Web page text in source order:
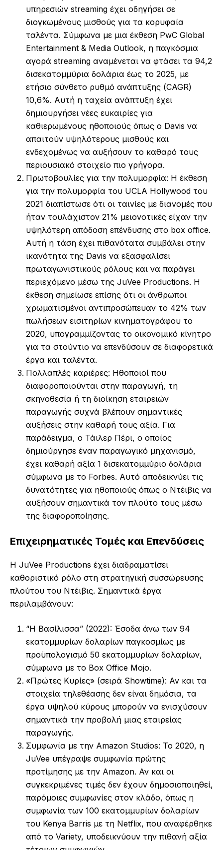
υπηρεσιών streaming έχει οδηγήσει σε
διογκωμένους μισθούς για τα κορυφαία
ταλέντα. Σύμφωνα με μια έκθεση PwC Global
Entertainment & Media Outlook, η παγκόσμια
αγορά streaming αναμένεται να φτάσει τα 94,2
δισεκατομμύρια δολάρια έως το 2025, με
ετήσιο σύνθετο ρυθμό ανάπτυξης (CAGR)
10,6%. Αυτή η ταχεία ανάπτυξη έχει
δημιουργήσει νέες ευκαιρίες για
καθιερωμένους ηθοποιούς όπως ο Davis να
απαιτούν υψηλότερους μισθούς και
ενδεχομένως να αυξήσουν το καθαρό τους
περιουσιακό στοιχείο πιο γρήγορα.
Πρωτοβουλίες για την πολυμορφία: Η έκθεση
για την πολυμορφία του UCLA Hollywood του
2021 διαπίστωσε ότι οι ταινίες με διανομές που
ήταν τουλάχιστον 21% μειονοτικές είχαν την
υψηλότερη απόδοση επένδυσης στο box office.
Αυτή η τάση έχει πιθανότατα συμβάλει στην
ικανότητα της Davis να εξασφαλίσει
πρωταγωνιστικούς ρόλους και να παράγει
περιεχόμενο μέσω της JuVee Productions. Η
έκθεση σημείωσε επίσης ότι οι άνθρωποι
χρωματισμένοι αντιπροσώπευαν το 42% των
πωλήσεων εισιτηρίων κινηματογράφου το
2020, υπογραμμίζοντας το οικονομικό κίνητρο
για τα στούντιο να επενδύσουν σε διαφορετικά
έργα και ταλέντα.
Πολλαπλές καριέρες: Ηθοποιοί που
διαφοροποιούνται στην παραγωγή, τη
σκηνοθεσία ή τη διοίκηση εταιρειών
παραγωγής συχνά βλέπουν σημαντικές
αυξήσεις στην καθαρή τους αξία. Για
παράδειγμα, ο Τάιλερ Πέρι, ο οποίος
δημιούργησε έναν παραγωγικό μηχανισμό,
έχει καθαρή αξία 1 δισεκατομμύριο δολάρια
σύμφωνα με το Forbes. Αυτό αποδεικνύει τις
δυνατότητες για ηθοποιούς όπως ο Ντέιβις να
αυξήσουν σημαντικά τον πλούτο τους μέσω
της διαφοροποίησης.
Επιχειρηματικές Τομές και Επενδύσεις
Η JuVee Productions έχει διαδραματίσει
καθοριστικό ρόλο στη στρατηγική συσσώρευσης
πλούτου του Ντέιβις. Σημαντικά έργα
περιλαμβάνουν:
“Η Βασίλισσα” (2022): Έσοδα άνω των 94
εκατομμυρίων δολαρίων παγκοσμίως με
προϋπολογισμό 50 εκατομμυρίων δολαρίων,
σύμφωνα με το Box Office Mojo.
«Πρώτες Κυρίες» (σειρά Showtime): Αν και τα
στοιχεία τηλεθέασης δεν είναι δημόσια, τα
έργα υψηλού κύρους μπορούν να ενισχύσουν
σημαντικά την προβολή μιας εταιρείας
παραγωγής.
Συμφωνία με την Amazon Studios: Το 2020, η
JuVee υπέγραψε συμφωνία πρώτης
προτίμησης με την Amazon. Αν και οι
συγκεκριμένες τιμές δεν έχουν δημοσιοποιηθεί,
παρόμοιες συμφωνίες στον κλάδο, όπως η
συμφωνία των 100 εκατομμυρίων δολαρίων
του Kenya Barris με τη Netflix, που αναφέρθηκε
από το Variety, υποδεικνύουν την πιθανή αξία